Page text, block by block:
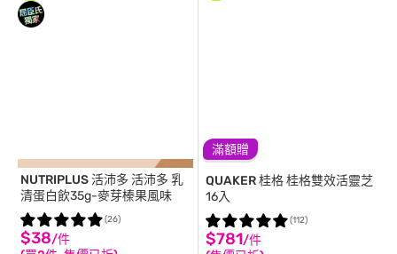
NUTRIPLUS 活沛多 活沛多 乳
清蛋白飲35g-麥芽榛果風味
$38/件
(26)
滿額贈
QUAKER 桂格桂格雙效活靈芝
16入
$781/件
(112)